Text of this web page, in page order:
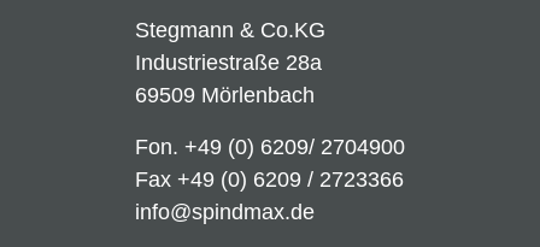
Stegmann & Co.KG
Industriestraße 28a
69509 Mörlenbach
Fon. +49 (0) 6209/ 2704900
Fax +49 (0) 6209 / 2723366
info@spindmax.de